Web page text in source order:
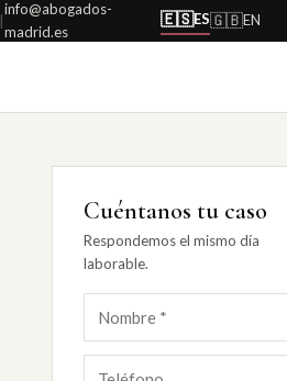
|
info@abogados-
madrid.es
🇪🇸ES🇬🇧EN
Cuéntanos tu caso
Respondemos el mismo día
laborable.